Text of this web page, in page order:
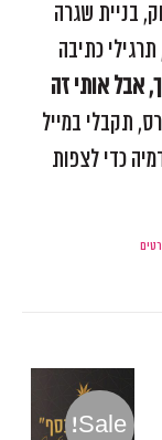
בניית שגרה
כתיבה
אבל אותי זה
תקבלי במייל
כדי לצפות
Sale!